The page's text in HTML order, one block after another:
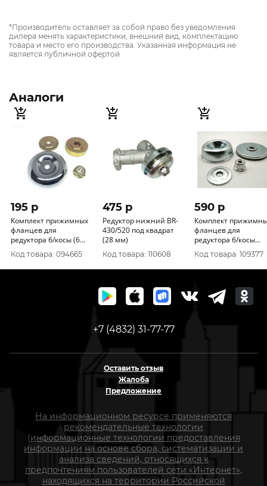
*Производитель оставляет за собой право без уведомления
дилера менять характеристики, внешний вид, комплектацию
товара и место его производства. Указанная информация не
является публичной офертой
Аналоги
195 p
Комплект прижимных
фланцев для
редуктора б/косы (6
шлиц, гайка
М10*1.25Л)
Код товара: 094665
475 p
Редуктор нижний BR-
430/520 под квадрат
(28 мм)
Код товара: 110608
590 p
Комплект
фланцев для
редуктора б/косы
Штиль FS 55, 130 (10
шлицев, чашка, гайка
М 10*1Л)
Код товара: 109377
+7 (4832) 31-77-77
Оставить отзыв
Жалоба
Предложение
На информационном ресурсе применяются
рекомендательные технологии
(информационные технологии предоставления
информации на основе сбора, систематизации и
анализа сведений, относящихся к
предпочтениям пользователей сети «Интернет»,
находящихся на территории Российской